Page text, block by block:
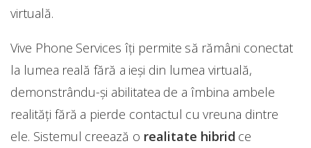
virtuală.
Vive Phone Services îți permite să rămâni conectat
la lumea reală fără a ieşi din lumea virtuală,
demonstrându-și abilitatea de a îmbina ambele
realităţi fără a pierde contactul cu vreuna dintre
ele. Sistemul creează o realitate hibrid ce